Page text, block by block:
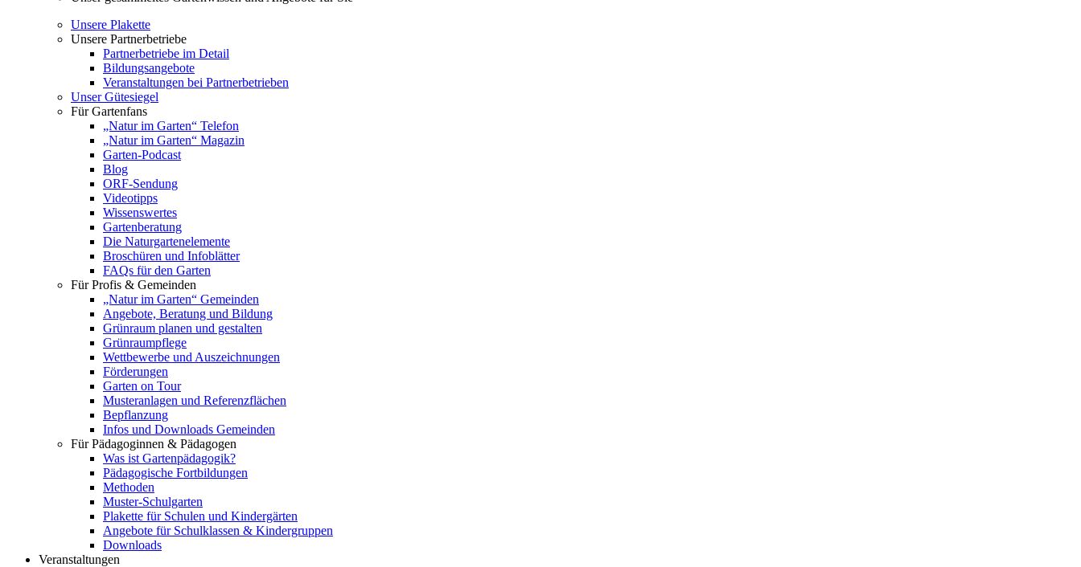
Unsere Plakette
Unsere Partnerbetriebe
Partnerbetriebe im Detail
Bildungsangebote
Veranstaltungen bei Partnerbetrieben
Unser Gütesiegel
Für Gartenfans
„Natur im Garten“ Telefon
„Natur im Garten“ Magazin
Garten-Podcast
Blog
ORF-Sendung
Videotipps
Wissenswertes
Gartenberatung
Die Naturgartenelemente
Broschüren und Infoblätter
FAQs für den Garten
Für Profis & Gemeinden
„Natur im Garten“ Gemeinden
Angebote, Beratung und Bildung
Grünraum planen und gestalten
Grünraumpflege
Wettbewerbe und Auszeichnungen
Förderungen
Garten on Tour
Musteranlagen und Referenzflächen
Bepflanzung
Infos und Downloads Gemeinden
Für Pädagoginnen & Pädagogen
Was ist Gartenpädagogik?
Pädagogische Fortbildungen
Methoden
Muster-Schulgarten
Plakette für Schulen und Kindergärten
Angebote für Schulklassen & Kindergruppen
Downloads
Veranstaltungen